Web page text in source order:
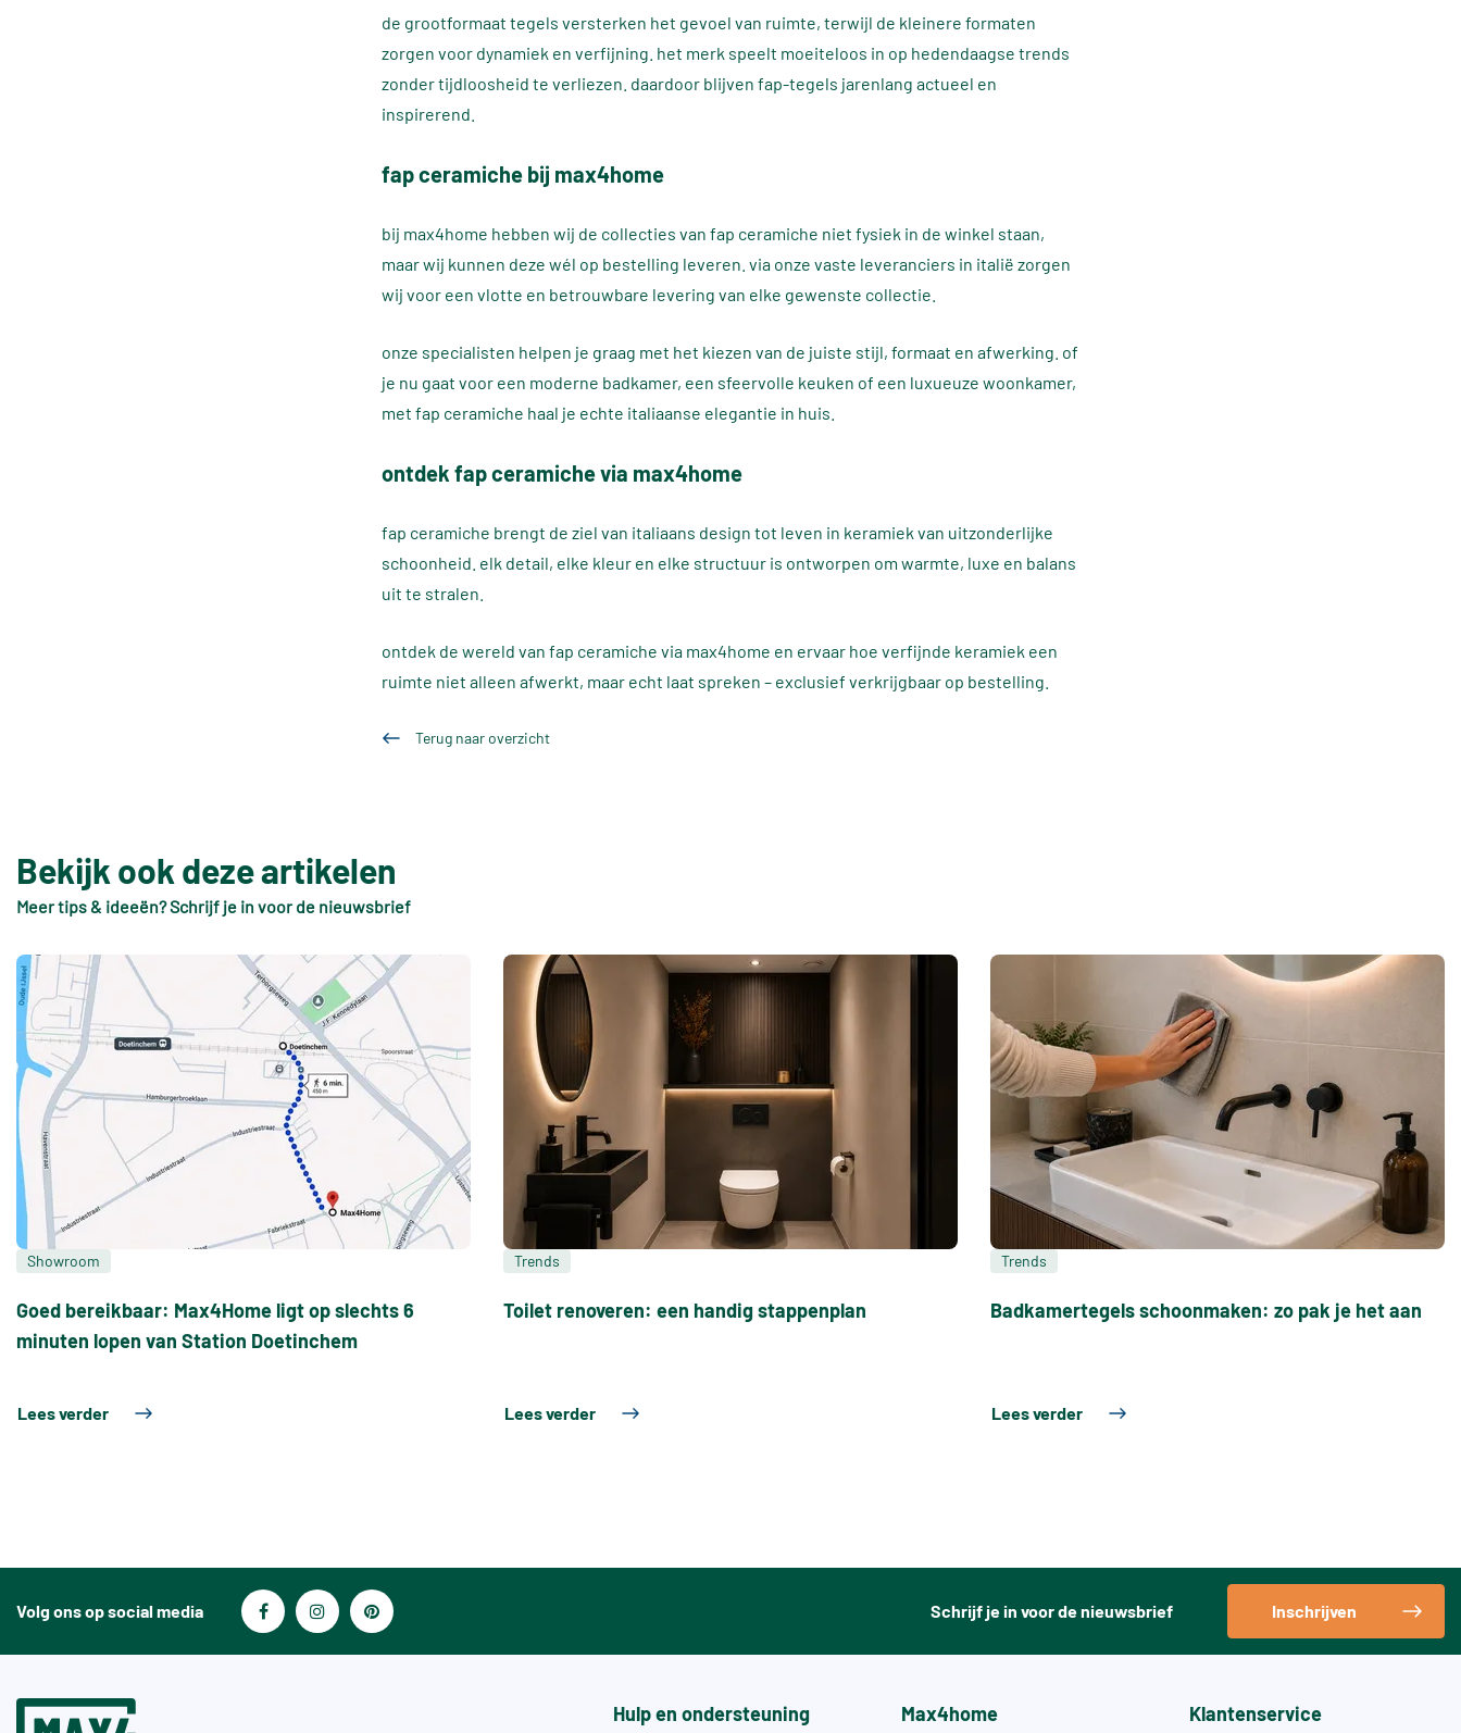
de grootformaat tegels versterken het gevoel van ruimte, terwijl de kleinere formaten
zorgen voor dynamiek en verfijning. het merk speelt moeiteloos in op hedendaagse trends
zonder tijdloosheid te verliezen. daardoor blijven fap-tegels jarenlang actueel en
inspirerend.
fap ceramiche bij max4home
bij max4home hebben wij de collecties van fap ceramiche niet fysiek in de winkel staan,
maar wij kunnen deze wél op bestelling leveren. via onze vaste leveranciers in italië zorgen
wij voor een vlotte en betrouwbare levering van elke gewenste collectie.
onze specialisten helpen je graag met het kiezen van de juiste stijl, formaat en afwerking. of
je nu gaat voor een moderne badkamer, een sfeervolle keuken of een luxueuze woonkamer,
met fap ceramiche haal je echte italiaanse elegantie in huis.
ontdek fap ceramiche via max4home
fap ceramiche brengt de ziel van italiaans design tot leven in keramiek van uitzonderlijke
schoonheid. elk detail, elke kleur en elke structuur is ontworpen om warmte, luxe en balans
uit te stralen.
ontdek de wereld van fap ceramiche via max4home en ervaar hoe verfijnde keramiek een
ruimte niet alleen afwerkt, maar echt laat spreken – exclusief verkrijgbaar op bestelling.
Terug naar overzicht
Bekijk ook deze artikelen
Meer tips & ideeën? Schrijf je in voor de nieuwsbrief
Showroom
Goed bereikbaar: Max4Home ligt op slechts 6
minuten lopen van Station Doetinchem
Lees verder
Trends
Toilet renoveren: een handig stappenplan
Lees verder
Trends
Badkamertegels schoonmaken: zo pak je het aan
Lees verder
Volg ons op social media Schrijf je in voor de nieuwsbrief Inschrijven
Hulp en ondersteuning Max4home Klantenservice